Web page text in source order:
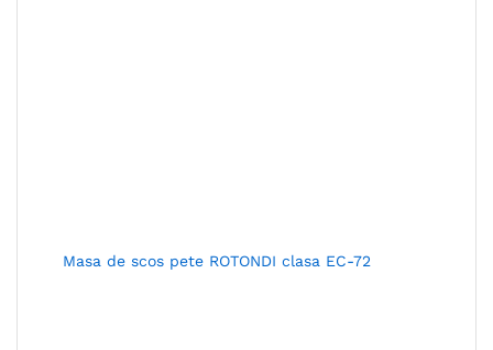
Masa de scos pete ROTONDI clasa EC-72